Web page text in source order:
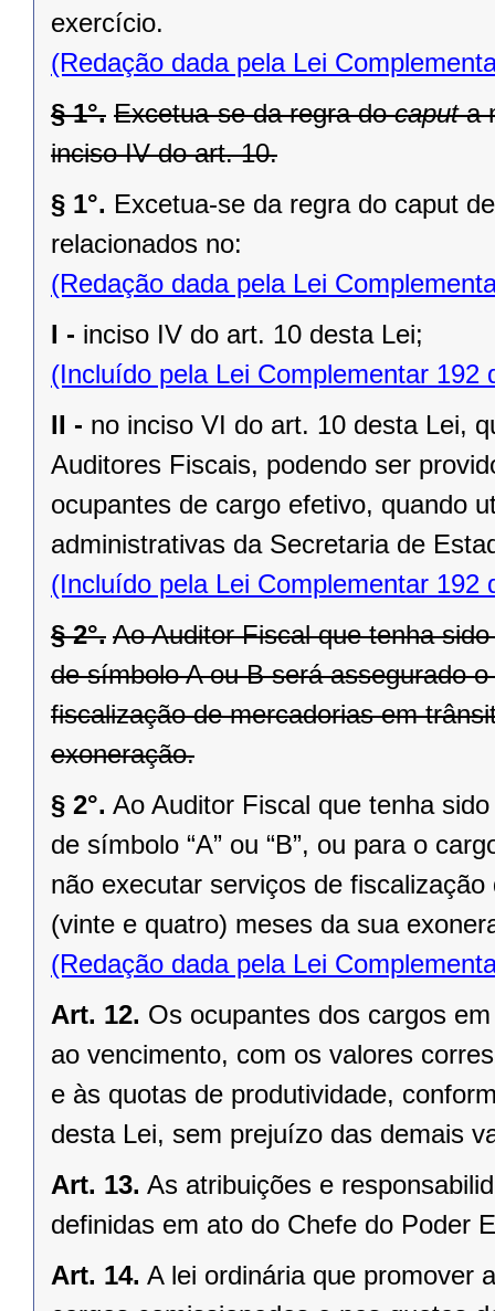
exercício.
(Redação dada pela Lei
§ 1°. Excetua-se da regra docaputa
inciso IV do art. 10.
§ 1°. Excetua-se da regra do caput
relacionados no:
(Redação dada pela Lei
I - inciso IV do art. 10 desta Lei;
(Incluído pela Lei Complementar 192
II - no inciso VI do art. 10 desta Lei,
Auditores Fiscais, podendo ser
ocupantes de cargo efetivo, quando
administrativas da Secretaria de
(Incluído pela Lei Complementar 192
§ 2°. Ao Auditor Fiscal que tenha
de símbolo A ou B será assegurado
fiscalização de mercadorias em
exoneração.
§ 2°. Ao Auditor Fiscal que tenha
de símbolo “A” ou “B”, ou para o
não executar serviços de
(vinte e quatro) meses da sua
(Redação dada pela Lei
Art. 12. Os ocupantes dos cargos
ao vencimento, com os valores
e às quotas de produtividade,
desta Lei, sem prejuízo das demais
Art. 13. As atribuições e
definidas em ato do Chefe do Poder
Art. 14. A lei ordinária que promover